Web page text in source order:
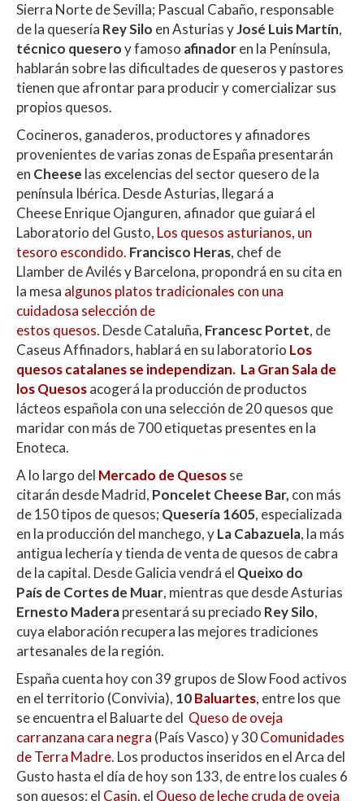
Sierra Norte de Sevilla; Pascual Cabaño, responsable
de la quesería Rey Silo en Asturias yJosé Luis Martín,
técnico queseroy famoso afinadoren la Península,
hablarán sobre las dificultades de queseros y pastores
tienen que afrontar para producir y comercializar sus
propios quesos.
Cocineros, ganaderos, productores y afinadores
provenientes de varias zonas de España presentarán
en Cheese las excelencias del sector quesero de la
península Ibérica. Desde Asturias, llegará a
Cheese Enrique Ojanguren, afinador que guiará el
Laboratorio del Gusto, Los quesos asturianos, un
tesoro escondido. Francisco Heras, chef de
Llamber de Avilés y Barcelona, propondrá en su cita en
la mesa algunos platos tradicionales con una
cuidadosa selección de
estos quesos. Desde Cataluña, Francesc Portet, de
Caseus Affinadors, hablará en su laboratorio Los
quesos catalanes se independizan. La Gran Sala de
los Quesosacogerá la producción de productos
lácteos española con una selección de 20 quesos que
maridar con más de 700 etiquetas presentes en la
Enoteca.
A lo largo del Mercado de Quesosse
citarán desde Madrid, Poncelet Cheese Bar, con más
de 150 tipos de quesos; Quesería 1605, especializada
en la producción del manchego, yLa Cabazuela, la más
antigua lechería y tienda de venta de quesos de cabra
de la capital. Desde Galicia vendrá el Queixo do
País de Cortes de Muar, mientras que desde Asturias
Ernesto Maderapresentará su preciado Rey Silo,
cuya elaboración recupera las mejores tradiciones
artesanales de la región.
España cuenta hoy con 39 grupos de Slow Food activos
en el territorio (Convivia), 10Baluartes, entre los que
se encuentra el Baluarte del Queso de oveja
carranzana cara negra (País Vasco) y 30Comunidades
de Terra Madre. Los productos inseridos en el Arca del
Gusto hasta el día de hoy son 133, de entre los cuales 6
son quesos: el Casin, el Queso de leche cruda de oveja